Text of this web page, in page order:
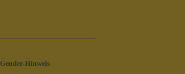
Gender-Hinweis